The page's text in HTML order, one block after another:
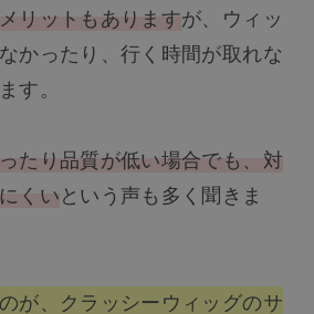
リットもありますが、ウィッ
かったり、行く時間が取れな
す。
たり品質が低い場合でも、対
くいという声も多く聞きま
が、クラッシーウィッグのサ